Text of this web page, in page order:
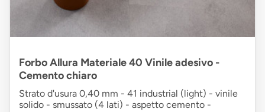
Forbo Allura Materiale 40 Vinile adesivo -
Cemento chiaro
Strato d'usura 0,40 mm - 41 industrial (light) - vinile
solido - smussato (4 lati) - aspetto cemento -